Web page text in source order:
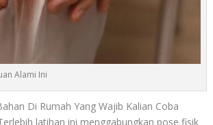
Alami Ini
Di Rumah Yang Wajib Kalian Coba
latihan ini menggabungkan pose fisik